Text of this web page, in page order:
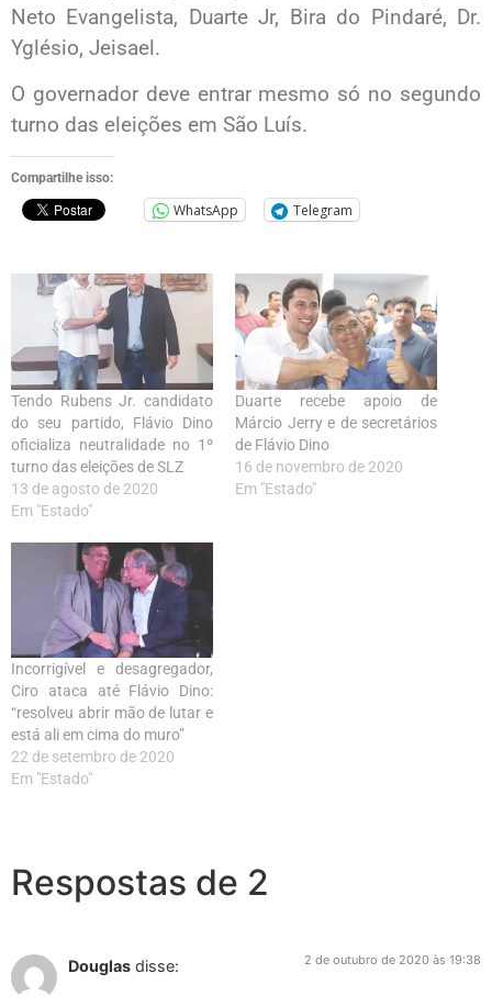
Neto Evangelista, Duarte Jr, Bira do Pindaré, Dr.
Yglésio, Jeisael.
O governador deve entrar mesmo só no segundo
turno das eleições em São Luís.
Compartilhe isso:
WhatsApp Telegram
Tendo Rubens Jr. candidato
do seu partido, Flávio Dino
oficializa neutralidade no 1º
turno das eleições de SLZ
13 de agosto de 2020
Em "Estado"
Duarte recebe apoio de
Márcio Jerry e de secretários
de Flávio Dino
16 de novembro de 2020
Em "Estado"
Incorrigível e desagregador,
Ciro ataca até Flávio Dino:
“resolveu abrir mão de lutar e
está ali em cima do muro”
22 de setembro de 2020
Em "Estado"
Respostas de 2
Douglas disse: 2 de outubro de 2020 às 19:38